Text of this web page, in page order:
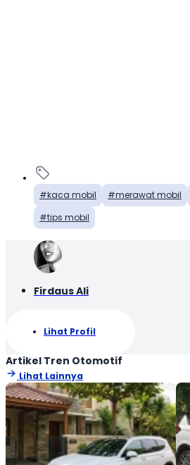
kaca mobil merawat mobil
tips mobil
Firdaus Ali
Lihat Profil
Artikel Tren Otomotif
Lihat Lainnya